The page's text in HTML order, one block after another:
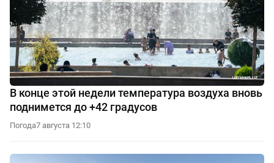
В конце этой недели температура воздуха вновь
поднимется до +42 градусов
Погода7 августа 12:10